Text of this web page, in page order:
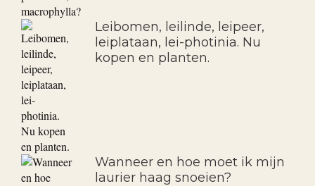
Leibomen, leilinde, leipeer,
leiplataan, lei-photinia. Nu
kopen en planten.
Wanneer en hoe moet ik mijn
laurier haag snoeien?